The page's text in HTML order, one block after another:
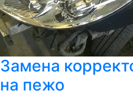
Замена
на пежо